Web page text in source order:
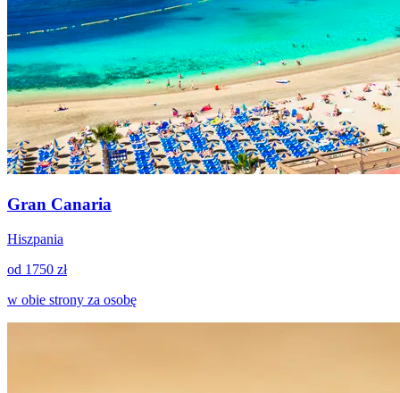
Gran Canaria
Hiszpania
od 1750 zł
w obie strony za osobę